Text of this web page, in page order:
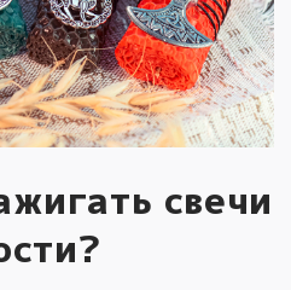
свечи